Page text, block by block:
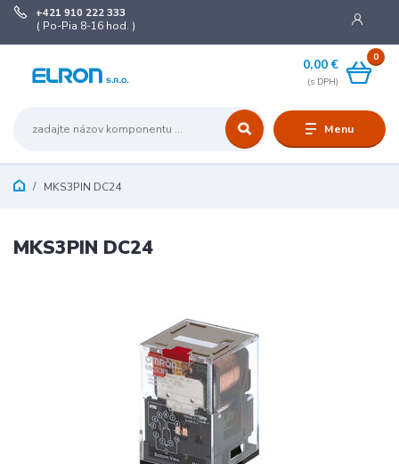
Menu
+421 910 222 333
( Po-Pia 8-16 hod. )
0
0,00 €
MKS3PIN DC24
MKS3PIN DC24